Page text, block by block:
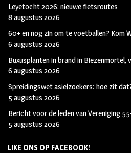
Leyetocht 2026: nieuwe fietsroutes
8 augustus 2026
60+ en nog zin om te voetballen? Kom
6 augustus 2026
Buxusplanten in brand in Biezenmortel,
6 augustus 2026
Spreidingswet asielzoekers: hoe zit
5 augustus 2026
Bericht voor de leden van Vereniging
5 augustus 2026
LIKE ONS OP FACEBOOK!